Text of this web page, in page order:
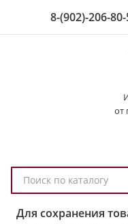
8-(902)-206-
от
о
Для сохранения